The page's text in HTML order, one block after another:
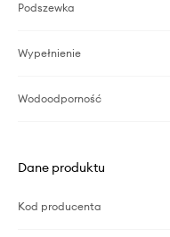
Podszewka
Wypełnienie
Wodoodporność
Dane produktu
Kod producenta